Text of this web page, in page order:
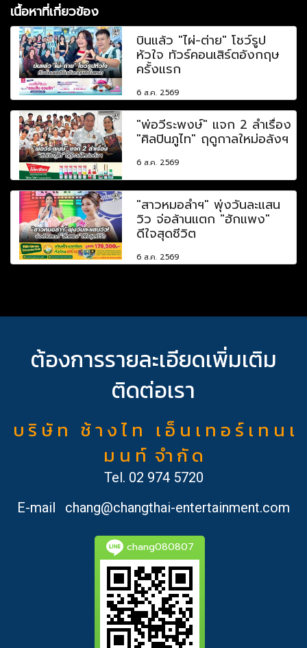
เนื้อหาที่เกี่ยวข้อง
บินแล้ว "ไผ่-ต่าย" โชว์รูป
หัวใจ ทัวร์คอนเสิร์ตอังกฤษ
ครั้งแรก
6 ส.ค. 2569
"พ่อวีระพงษ์" แจก 2 ลำเรื่อง
"ศิลปินภูไท" ฤดูกาลใหม่อลังฯ
6 ส.ค. 2569
"สาวหมอลำฯ" พุ่งวันละแสน
วิว จ่อล้านแตก "ฮักแพง"
ดีใจสุดชีวิต
6 ส.ค. 2569
ต้องการรายละเอียดเพิ่มเติม
ติดต่อเรา
บ ริ ษั ท ช้ า ง ไ ท เ อ็ น เ ท อ ร์ เ ท น เ
ม น ท์ จำ กั ด
Tel. 02 974 5720
E-mail
chang@changthai-entertainment.com
chang080807